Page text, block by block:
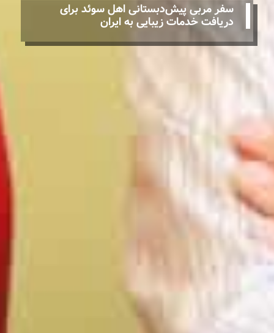
سفر مربی پیش‌دبستانی اهل سوئد برای
دریافت خدمات زیبایی به ایران